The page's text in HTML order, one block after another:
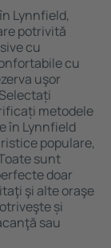
Lynnfield,
potrivită
cu
cu
uşor
metodele
în Lynnfield
populare,
sunt
doar
şi alte oraşe
și
sau